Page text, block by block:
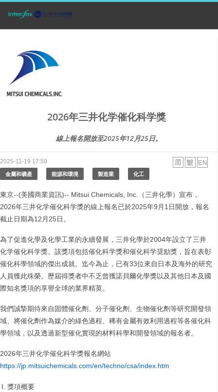
2026年三井化学催化科学獎
線上報名開放至2025年12月25日。
2025-11-19 17:59
金屬和礦產 能源和環境 製造業 化工
東京--(美國商業資訊)-- Mitsui Chemicals, Inc.（三井化學）宣布，
2026年三井化学催化科学獎的線上報名已於2025年9月1日開放，報名
截止日期為12月25日。
為了促進化學及化學工業的永續發展，三井化學於2004年設立了三井
化学催化科学獎。該獎項包括催化科学獎和催化科学奨励獎，旨在表彰
催化科學領域的傑出成就。迄今為止，已有33位來自日本及海外的研究
人員獲此殊榮。歷屆得獎者中不乏曾獲諾貝爾化學獎以及其他日本及國
際知名獎項的享譽全球的業界精英。
我們誠摯期待來自固體催化劑、分子催化劑、生物催化劑等研究開發領
域、將催化劑作為媒介的綠色過程、稀有金屬有效利用過程等各催化科
學領域，以及透過新型催化實現的材料科學和開發領域的報名者。
2026年三井化学催化科学獎報名網站
https://jp.mitsuichemicals.com/en/techno/csa/index.htm
I. 獎項概要